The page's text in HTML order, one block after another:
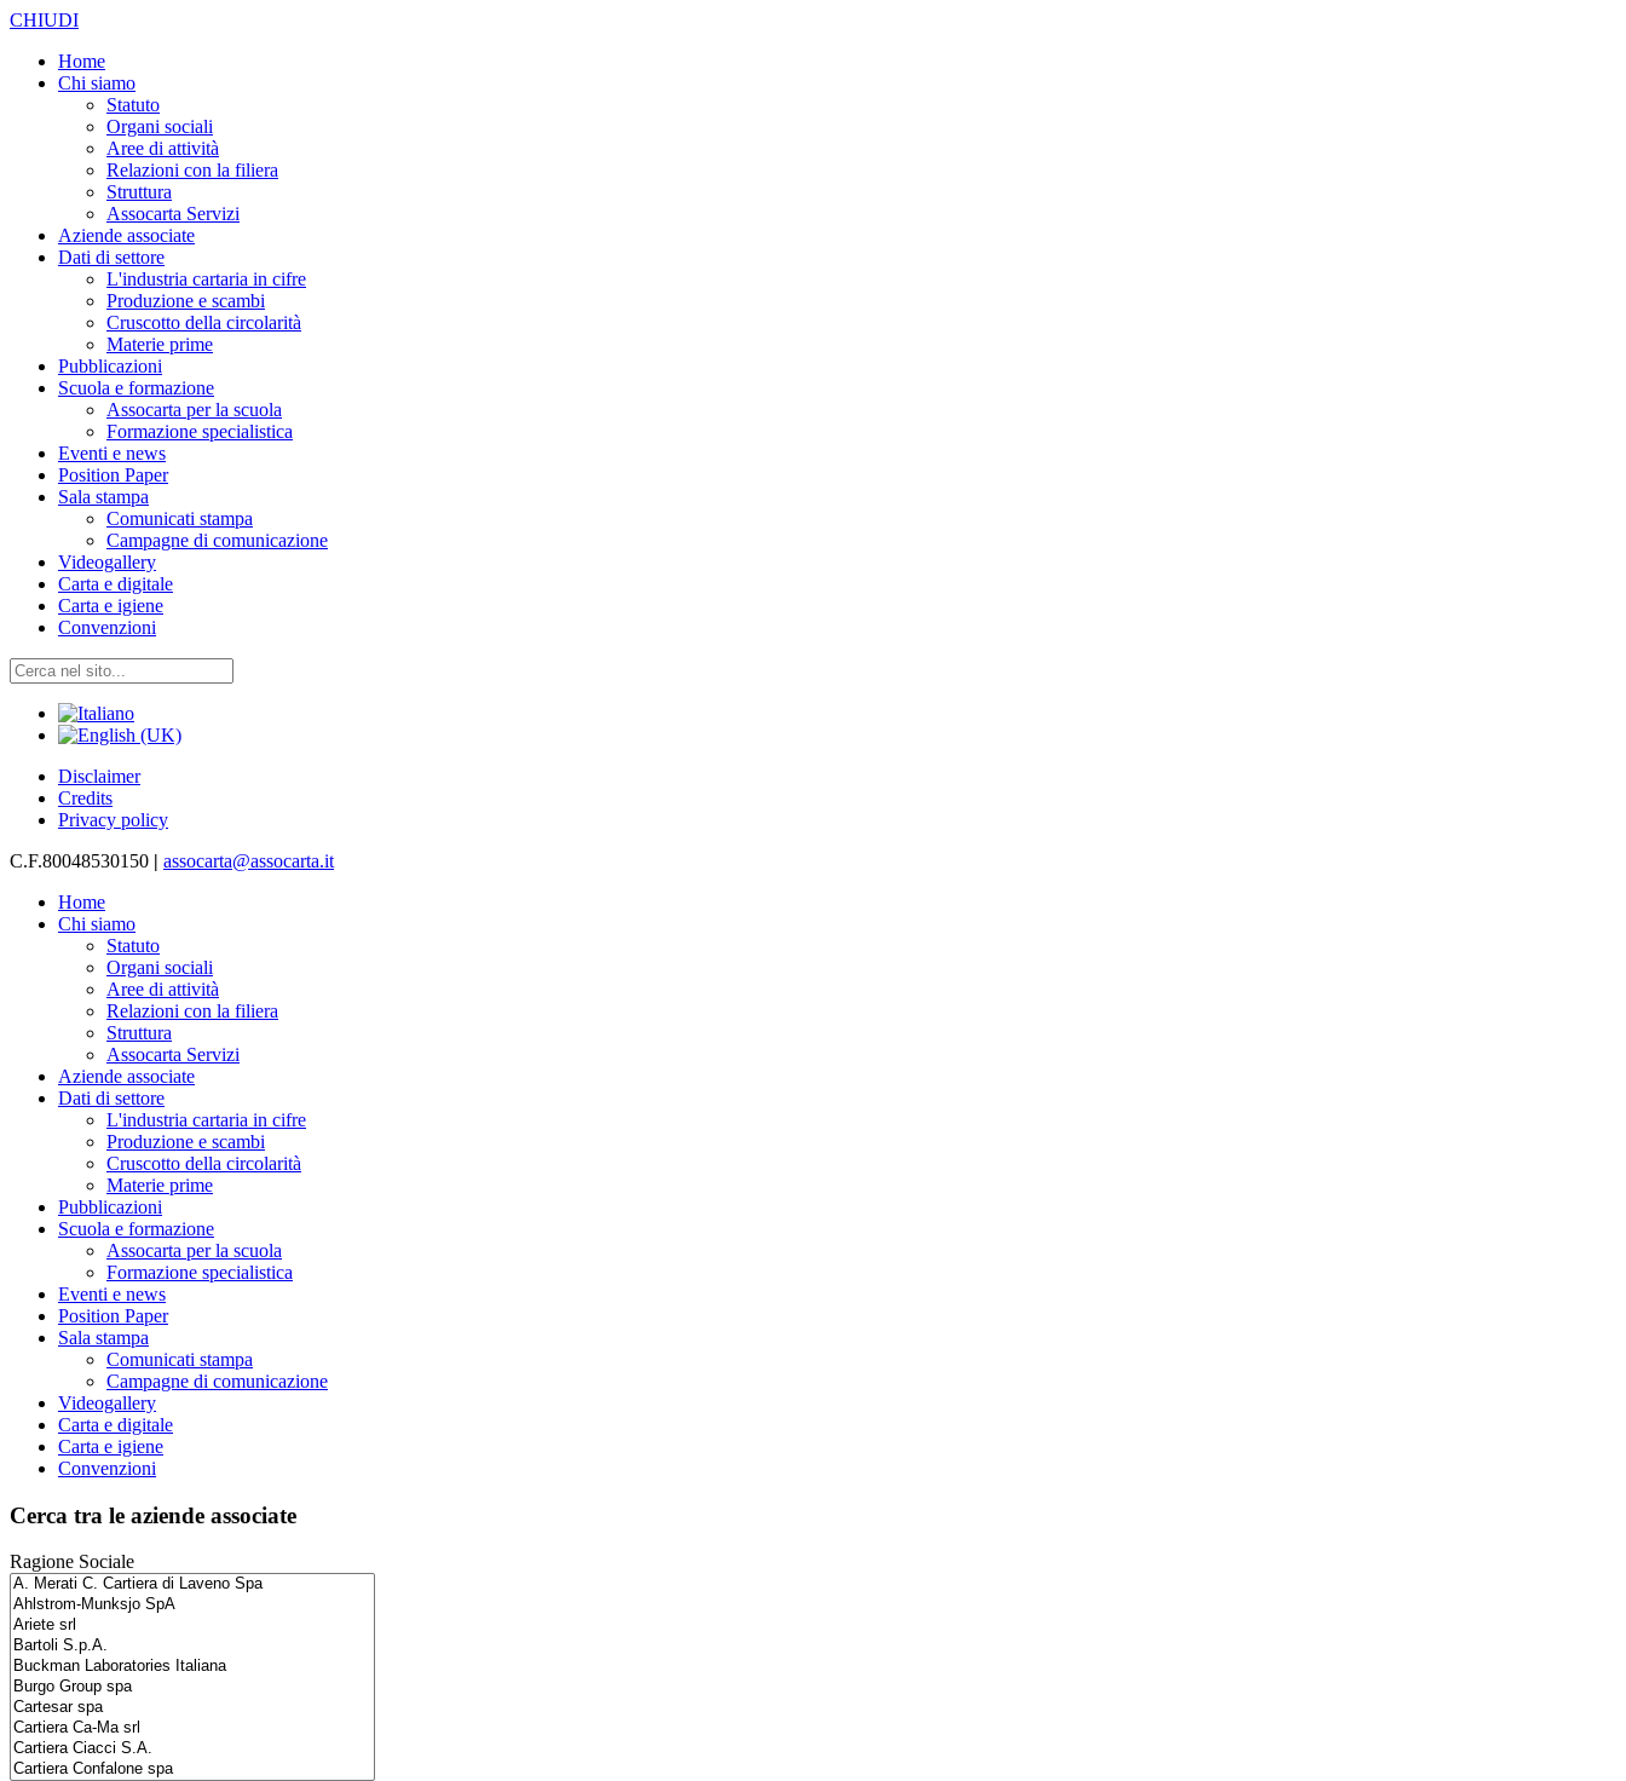
CHIUDI
Home
Chi siamo
Statuto
Organi sociali
Aree di attività
Relazioni con la filiera
Struttura
Assocarta Servizi
Aziende associate
Dati di settore
L'industria cartaria in cifre
Produzione e scambi
Cruscotto della circolarità
Materie prime
Pubblicazioni
Scuola e formazione
Assocarta per la scuola
Formazione specialistica
Eventi e news
Position Paper
Sala stampa
Comunicati stampa
Campagne di comunicazione
Videogallery
Carta e digitale
Carta e igiene
Convenzioni
Disclaimer
Credits
Privacy policy
C.F.80048530150 | assocarta@assocarta.it
Home
Chi siamo
Statuto
Organi sociali
Aree di attività
Relazioni con la filiera
Struttura
Assocarta Servizi
Aziende associate
Dati di settore
L'industria cartaria in cifre
Produzione e scambi
Cruscotto della circolarità
Materie prime
Pubblicazioni
Scuola e formazione
Assocarta per la scuola
Formazione specialistica
Eventi e news
Position Paper
Sala stampa
Comunicati stampa
Campagne di comunicazione
Videogallery
Carta e digitale
Carta e igiene
Convenzioni
Cerca tra le aziende associate
Ragione Sociale